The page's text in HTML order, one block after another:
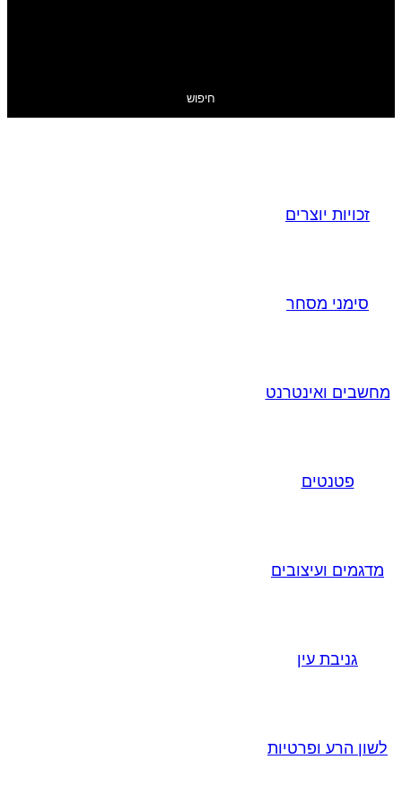
חיפוש
זכויות יוצרים
סימני מסחר
מחשבים ואינטרנט
פטנטים
מדגמים ועיצובים
גניבת עין
לשון הרע ופרטיות